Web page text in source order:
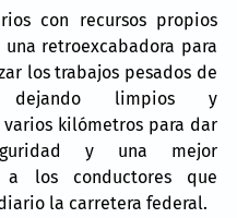
con recursos propios
una retroexcabadora para
los trabajos pesados de
dejando limpios y
varios kilómetros para dar
y una mejor
a los conductores que
la carretera federal.